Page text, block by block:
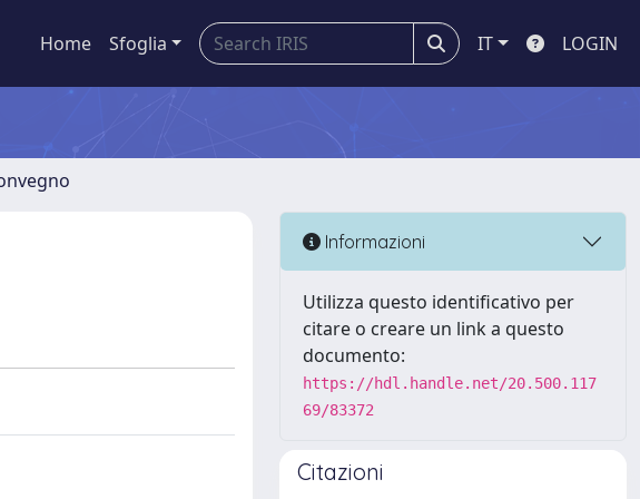
Home Sfoglia IT LOGIN
Informazioni
Utilizza questo identificativo per
citare o creare un link a questo
documento:
https://hdl.handle.net/20.500.117
69/83372
Citazioni